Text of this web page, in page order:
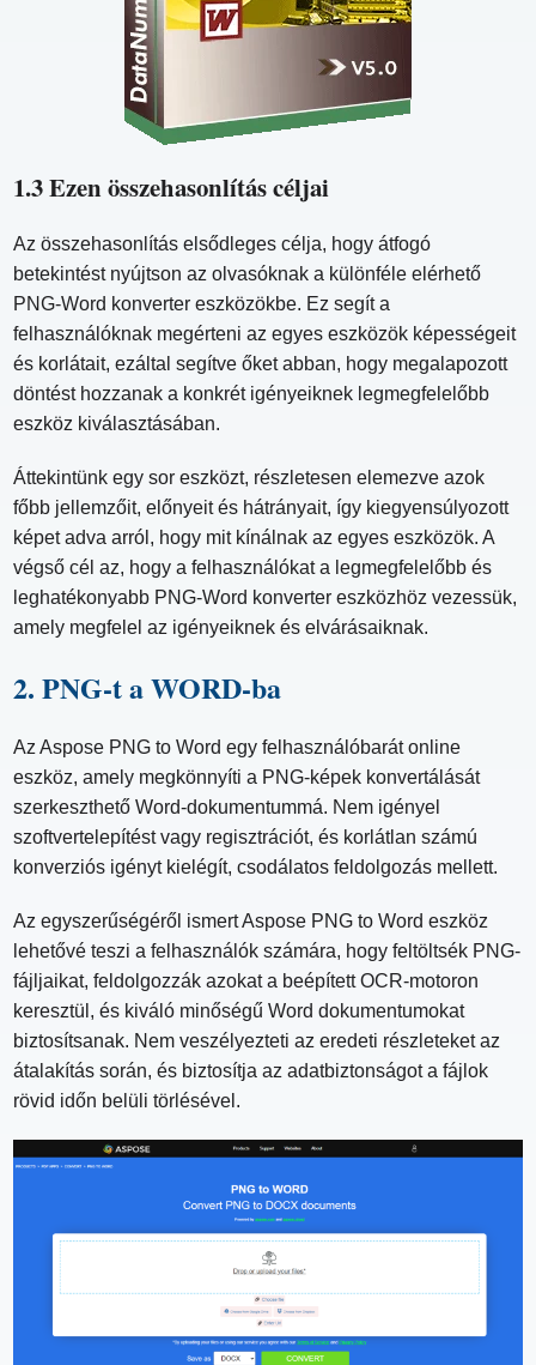
1.3 Ezen összehasonlítás céljai
Az összehasonlítás elsődleges célja, hogy átfogó
betekintést nyújtson az olvasóknak a különféle elérhető
PNG-Word konverter eszközökbe. Ez segít a
felhasználóknak megérteni az egyes eszközök képességeit
és korlátait, ezáltal segítve őket abban, hogy megalapozott
döntést hozzanak a konkrét igényeiknek legmegfelelőbb
eszköz kiválasztásában.
Áttekintünk egy sor eszközt, részletesen elemezve azok
főbb jellemzőit, előnyeit és hátrányait, így kiegyensúlyozott
képet adva arról, hogy mit kínálnak az egyes eszközök. A
végső cél az, hogy a felhasználókat a legmegfelelőbb és
leghatékonyabb PNG-Word konverter eszközhöz vezessük,
amely megfelel az igényeiknek és elvárásaiknak.
2. PNG-t a WORD-ba
Az Aspose PNG to Word egy felhasználóbarát online
eszköz, amely megkönnyíti a PNG-képek konvertálását
szerkeszthető Word-dokumentummá. Nem igényel
szoftvertelepítést vagy regisztrációt, és korlátlan számú
konverziós igényt kielégít, csodálatos feldolgozás mellett.
Az egyszerűségéről ismert Aspose PNG to Word eszköz
lehetővé teszi a felhasználók számára, hogy feltöltsék PNG-
fájljaikat, feldolgozzák azokat a beépített OCR-motoron
keresztül, és kiváló minőségű Word dokumentumokat
biztosítsanak. Nem veszélyezteti az eredeti részleteket az
átalakítás során, és biztosítja az adatbiztonságot a fájlok
rövid időn belüli törlésével.